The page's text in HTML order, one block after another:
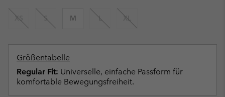
XS S M L XL
Größentabelle
Regular Fit: Universelle, einfache Passform für
komfortable Bewegungsfreiheit.